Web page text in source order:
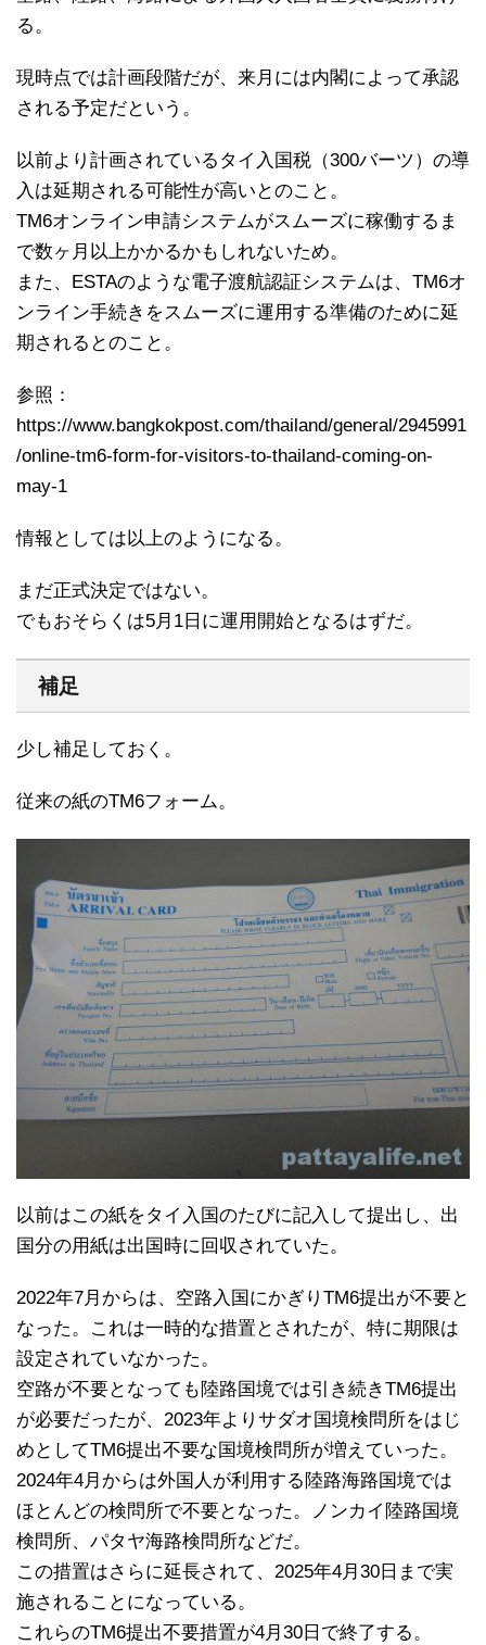
る。
現時点では計画段階だが、来月には内閣によって承認
される予定だという。
以前より計画されているタイ入国税（300バーツ）の導
入は延期される可能性が高いとのこと。
TM6オンライン申請システムがスムーズに稼働するま
で数ヶ月以上かかるかもしれないため。
また、ESTAのような電子渡航認証システムは、TM6オ
ンライン手続きをスムーズに運用する準備のために延
期されるとのこと。
参照：
https://www.bangkokpost.com/thailand/general/2945991
/online-tm6-form-for-visitors-to-thailand-coming-on-
may-1
情報としては以上のようになる。
まだ正式決定ではない。
でもおそらくは5月1日に運用開始となるはずだ。
補足
少し補足しておく。
従来の紙のTM6フォーム。
以前はこの紙をタイ入国のたびに記入して提出し、出
国分の用紙は出国時に回収されていた。
2022年7月からは、空路入国にかぎりTM6提出が不要と
なった。これは一時的な措置とされたが、特に期限は
設定されていなかった。
空路が不要となっても陸路国境では引き続きTM6提出
が必要だったが、2023年よりサダオ国境検問所をはじ
めとしてTM6提出不要な国境検問所が増えていった。
2024年4月からは外国人が利用する陸路海路国境では
ほとんどの検問所で不要となった。ノンカイ陸路国境
検問所、パタヤ海路検問所などだ。
この措置はさらに延長されて、2025年4月30日まで実
施されることになっている。
これらのTM6提出不要措置が4月30日で終了する。